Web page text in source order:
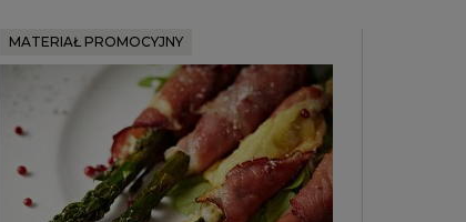
MATERIAŁ PROMOCYJNY